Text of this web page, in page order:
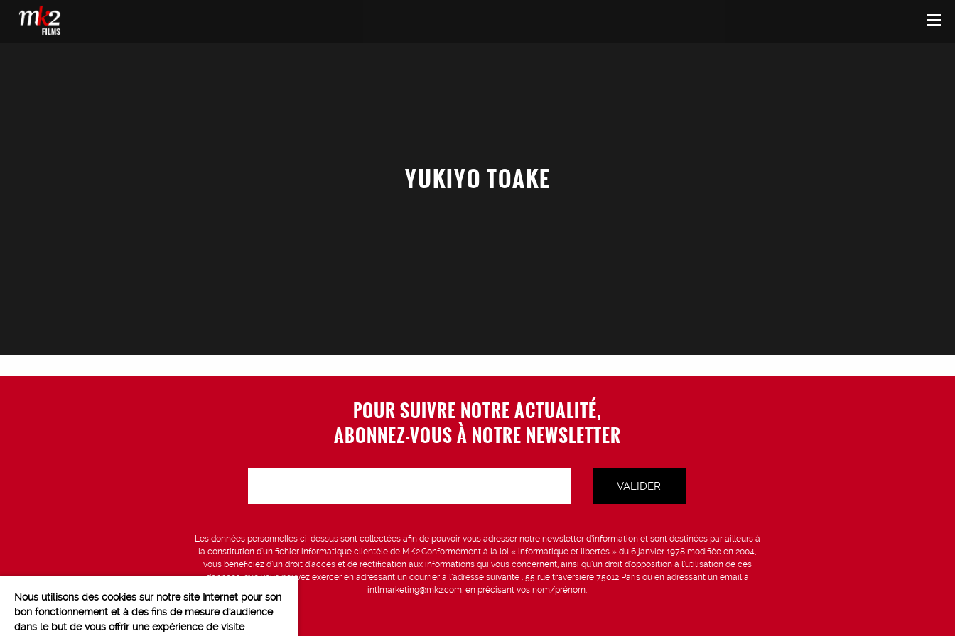
YUKIYO TOAKE
POUR SUIVRE NOTRE ACTUALITÉ,
ABONNEZ-VOUS À NOTRE NEWSLETTER
Les données personnelles ci-dessus sont collectées afin de pouvoir vous adresser notre newsletter d’information et sont destinées par ailleurs à
la constitution d’un fichier informatique clientèle de MK2.Conformément à la loi « informatique et libertés » du 6 janvier 1978 modifiée en 2004,
vous bénéficiez d’un droit d’accès et de rectification aux informations qui vous concernent, ainsi qu’un droit d’opposition à l’utilisation de ces
données, que vous pouvez exercer en adressant un courrier à l’adresse suivante : 55 rue traversière 75012 Paris ou en adressant un email à
intlmarketing@mk2.com, en précisant vos nom/prénom.
Nous utilisons des cookies sur notre site Internet pour son
bon fonctionnement et à des fins de mesure d'audience
dans le but de vous offrir une expérience de visite